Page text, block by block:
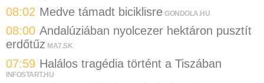
08:02 Medve támadt biciklisre GONDOLA.HU
08:00 Andalúziában nyolcezer hektáron pusztít
erdőtűz MA7.SK
07:59 Halálos tragédia történt a Tiszában
INFOSTART.HU